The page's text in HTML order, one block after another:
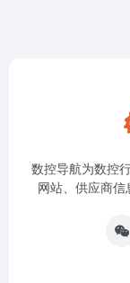
数控导航为数控
网站、供应商信